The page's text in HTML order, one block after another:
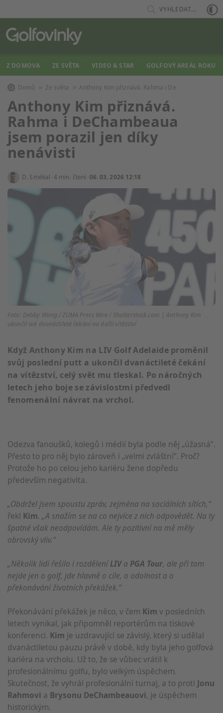
VYHLEDAT...
Z DOMOVA ZE SVĚTA VIDEO & STAR GOLFOVÝ AREÁL ROKU
Domů Ze světa Anthony Kim přiznává. Rahma i De
Anthony Kim přiznává.
Rahma i DeChambeaua
jsem porazil jen díky
nenávisti
D. Smékal 4 min. čtení 06. 03. 2026 12:18
Foto: Debby Wong / ZUMA Press Wire / Shutterstock.com | Anthony Kim
ukončil své dvanáctileté čekání na další vítězství
Když Anthony Kim na LIV Golf Adelaide proměnil
svůj poslední putt a ukončil dvanáctileté čekání
na vítězství, celý svět mu tleskal. Po náročných
letech jeho boje se závislostmi předvedl
fenomenální návrat na vrchol.
Odezva fanoušků, kolegů i médií byla podle něj „úžasná“.
Přesto to pro něj bylo zároveň i „velmi zvláštní“. Proč?
Protože ho po celou jeho kariéru žene dopředu
především negativita.
„Obdržel jsem spoustu zpráv, zejména na sociálních sítích,“
řekl Kim. „A snažím se na co nejvíce z nich odpovědět. Na ty
špatné však neodpovídám. Ale ty pozitivní na mě měly
obrovský vliv.“
„Několik lidí řešilo i rozděleníLIVa PGA Tour, ale při tom
nejde jen o golf, jde hlavně o cíle, o odolnost a o
překonávání životních překážek.“
Překonávání překážek je něco, v čem Kim v posledních
letech vynikal, jak připomněl reportérům na tiskové
konferenci. Kim je uzdravující se závislý, který si udělal
dvanáctiletou pauzu právě v době, kdy byla jeho golfová
kariéra na vrcholu. Už to, že se vůbec vrátil k
profesionálnímu golfu, bylo velkým úspěchem.
Skutečnost, že vyhrál profesionální turnaj, a to proti Jonu
Rahmovi a Brysonu DeChambeauovi, je úspěchem
historickým.